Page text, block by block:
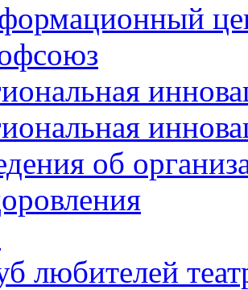
об
любителей